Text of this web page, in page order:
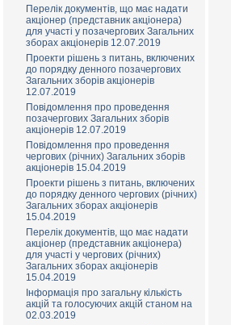
Перелік документів, що має надати
акціонер (представник акціонера)
для участі у позачергових Загальних
зборах акціонерів 12.07.2019
Проекти рішень з питань, включених
до порядку денного позачергових
Загальних зборів акціонерів
12.07.2019
Повідомлення про проведення
позачергових Загальних зборів
акціонерів 12.07.2019
Повідомлення про проведення
чергових (річних) Загальних зборів
акціонерів 15.04.2019
Проекти рішень з питань, включених
до порядку денного чергових (річних)
Загальних зборах акціонерів
15.04.2019
Перелік документів, що має надати
акціонер (представник акціонера)
для участі у чергових (річних)
Загальних зборах акціонерів
15.04.2019
Інформація про загальну кількість
акцій та голосуючих акцій станом на
02.03.2019